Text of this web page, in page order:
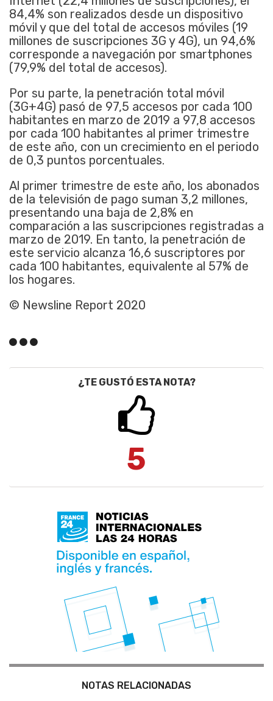
84,4% son realizados desde un dispositivo
móvil y que del total de accesos móviles (19
millones de suscripciones 3G y 4G), un 94,6%
corresponde a navegación por smartphones
(79,9% del total de accesos).
Por su parte, la penetración total móvil
(3G+4G) pasó de 97,5 accesos por cada 100
habitantes en marzo de 2019 a 97,8 accesos
por cada 100 habitantes al primer trimestre
de este año, con un crecimiento en el periodo
de 0,3 puntos porcentuales.
Al primer trimestre de este año, los abonados
de la televisión de pago suman 3,2 millones,
presentando una baja de 2,8% en
comparación a las suscripciones registradas a
marzo de 2019. En tanto, la penetración de
este servicio alcanza 16,6 suscriptores por
cada 100 habitantes, equivalente al 57% de
los hogares.
© Newsline Report 2020
¿TE GUSTÓ ESTA NOTA?
5
NOTAS RELACIONADAS